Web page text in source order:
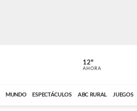
ABC CARDINAL
12º
AHORA
MUNDO ESPECTÁCULOS ABC RURAL JUEGOS